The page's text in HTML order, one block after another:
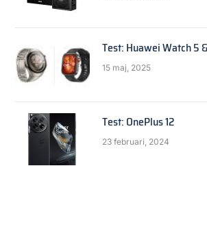
Test: Huawei Watch 5
15 maj, 2025
Test: OnePlus 12
23 februari, 2024